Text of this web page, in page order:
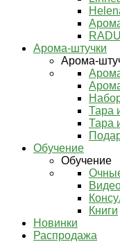
Арома-штучки
Арома-
Тара
Тара
Обучение
Обучение
Книги
Новинки
Распродажа